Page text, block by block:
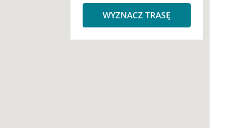
WYZNACZ TRASĘ